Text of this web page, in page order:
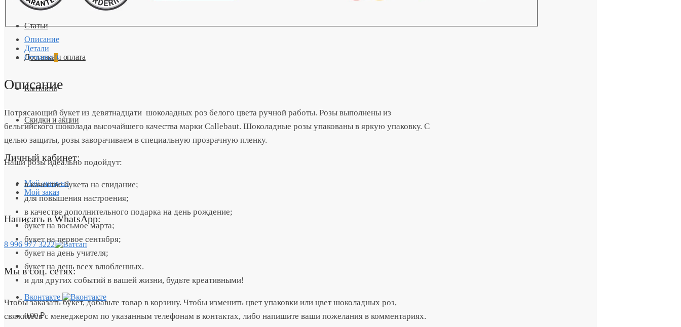
2790,00₽ В корзину
Статьи
Доставка и оплата
Контакты
Скидки и акции
Личный кабинет:
Мой аккаунт
Мой заказ
Написать в WhatsApp:
8 996 977 3222
Мы в соц. сетях:
Вконтакте
0,00₽ 0
Описание
Детали
Отзывы0
Описание
Потрясающий букет из девятнадцати шоколадных роз белого цвета ручной работы. Розы выполнены из
бельгийского шоколада высочайшего качества марки Callebaut. Шоколадные розы упакованы в яркую упаковку. С
целью защиты, розы заворачиваем в специальную прозрачную пленку.
Наши розы идеально подойдут:
в качестве букета на свидание;
для повышения настроения;
в качестве дополнительного подарка на день рождение;
букет на восьмое марта;
букет на первое сентября;
букет на день учителя;
букет на день всех влюбленных.
и для других событий в вашей жизни, будьте креативными!
Чтобы заказать букет, добавьте товар в корзину. Чтобы изменить цвет упаковки или цвет шоколадных роз,
свяжитесь с менеджером по указанным телефонам в контактах, либо напишите ваши пожелания в комментариях.